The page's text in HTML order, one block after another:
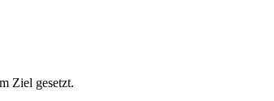
Ziel gesetzt.